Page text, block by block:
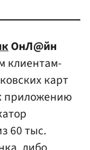
ОнЛ@йн
клиентам-
карт
приложению
60 тыс.